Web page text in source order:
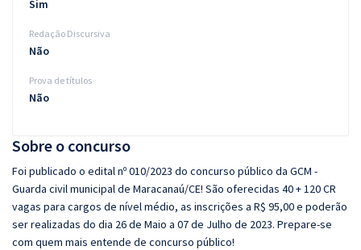
Sobre o concurso
Foi publicado o edital nº 010/2023 do concurso público da GCM -
Guarda civil municipal de Maracanaú/CE! São oferecidas 40 + 120 CR
vagas para cargos de nível médio, as inscrições a R$ 95,00 e poderão
ser realizadas do dia 26 de Maio a 07 de Julho de 2023. Prepare-se
com quem mais entende de concurso público!
Sim
Redação Discursiva
Não
Prova de títulos
Não